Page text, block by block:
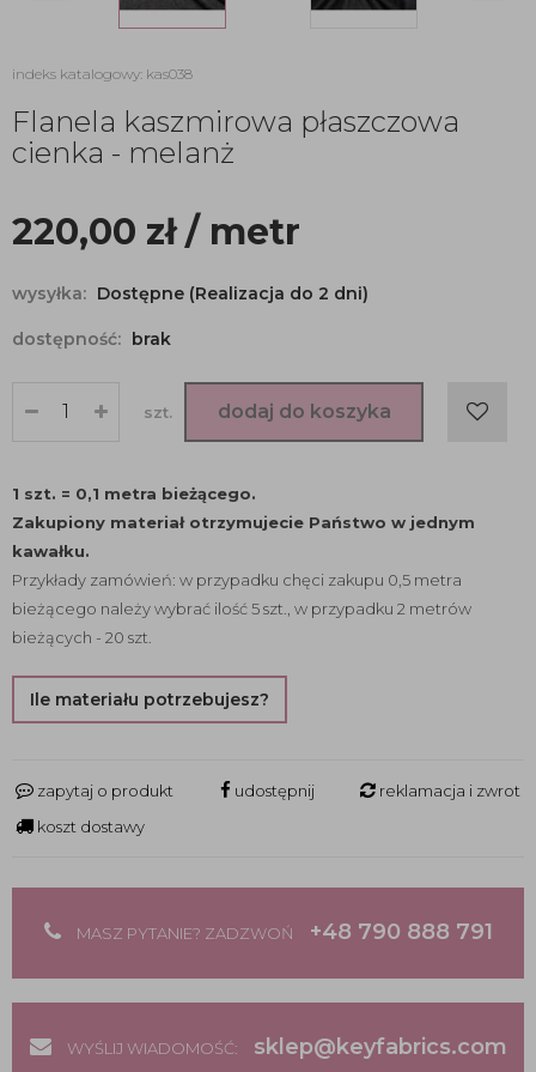
indeks katalogowy: kas038
Flanela kaszmirowa płaszczowa
cienka - melanż
220,00 zł/ metr
wysyłka: Dostępne (Realizacja do 2 dni)
dostępność: brak
szt. dodaj do koszyka
1 szt. = 0,1 metra bieżącego.
Zakupiony materiał otrzymujecie Państwo w jednym
kawałku.
Przykłady zamówień: w przypadku chęci zakupu 0,5 metra
bieżącego należy wybrać ilość 5 szt., w przypadku 2 metrów
bieżących - 20 szt.
Ile materiału potrzebujesz?
zapytaj o produkt udostępnij
reklamacja i zwrot
koszt dostawy
MASZ PYTANIE? ZADZWOŃ +48 790 888 791
WYŚLIJ WIADOMOŚĆ: sklep@keyfabrics.com